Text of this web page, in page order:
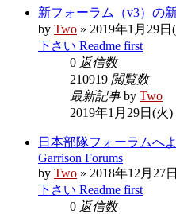
新フォーラム（v3）の
by Two » 2019年1月29日
下さい Readme first
0 返信数
210919 閲覧数
最新記事by Two
2019年1月29日(火)
日本部隊フォーラムへよ
Garrison Forums
by Two » 2018年12月27
下さい Readme first
0 返信数